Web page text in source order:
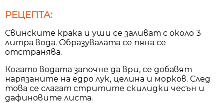
РЕЦЕПТА:
Свинските крака и уши се заливат с около 3
литра вода. Образувалата се пяна се
отстранява.
Когато водата започне да ври, се добавят
нарязаните на едро лук, целина и морков. След
това се слагат стритите скилидки чесън и
дафиновите листа.